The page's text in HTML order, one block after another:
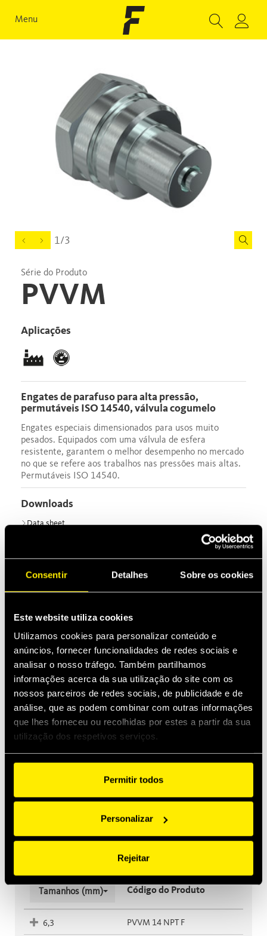
Consentir Detalhes Sobre os cookies
Este website utiliza cookies
Utilizamos cookies para personalizar conteúdo e
anúncios, fornecer funcionalidades de redes sociais e
analisar o nosso tráfego. Também partilhamos
informações acerca da sua utilização do site com os
nossos parceiros de redes sociais, de publicidade e de
análise, que as podem combinar com outras informações
que lhes forneceu ou recolhidas por estes a partir da sua
utilização dos respetivos serviços.
Permitir todos
Personalizar
Rejeitar
Menu
1/3
Série do Produto
PVVM
Aplicações
Engates de parafuso para alta pressão,
permutáveis ISO 14540, válvula cogumelo
Engates especiais dimensionados para usos muito
pesados. Equipados com uma válvula de esfera
resistente, garantem o melhor desempenho no mercado
no que se refere aos trabalhos nas pressões mais altas.
Permutáveis ISO 14540.
Downloads
Data sheet
Fêmea Macho
Filtrar
Unidade de medida
Tamanhos (mm) Código do Produto
6,3 PVVM 14 NPT F